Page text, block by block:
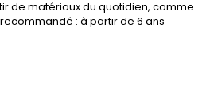
de matériaux du quotidien, comme
: à partir de 6 ans